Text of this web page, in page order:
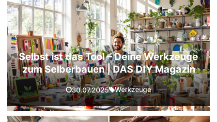
Selbst ist das Tool – Deine Werkzeuge
zum Selberbauen | DAS DIY Magazin
30.07.2025 Werkzeuge